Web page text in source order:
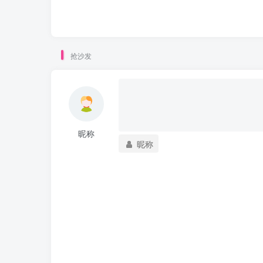
抢沙发
昵称
昵称